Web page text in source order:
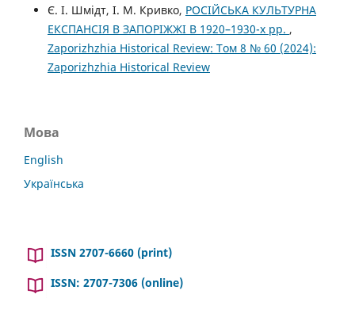
Є. І. Шмідт, І. М. Кривко, РОСІЙСЬКА КУЛЬТУРНА
ЕКСПАНСІЯ В ЗАПОРІЖЖІ В 1920–1930-х рр. ,
Zaporizhzhia Historical Review: Том 8 № 60 (2024):
Zaporizhzhia Historical Review
Мова
English
Українська
ISSN 2707-6660 (print)
ISSN: 2707-7306 (online)